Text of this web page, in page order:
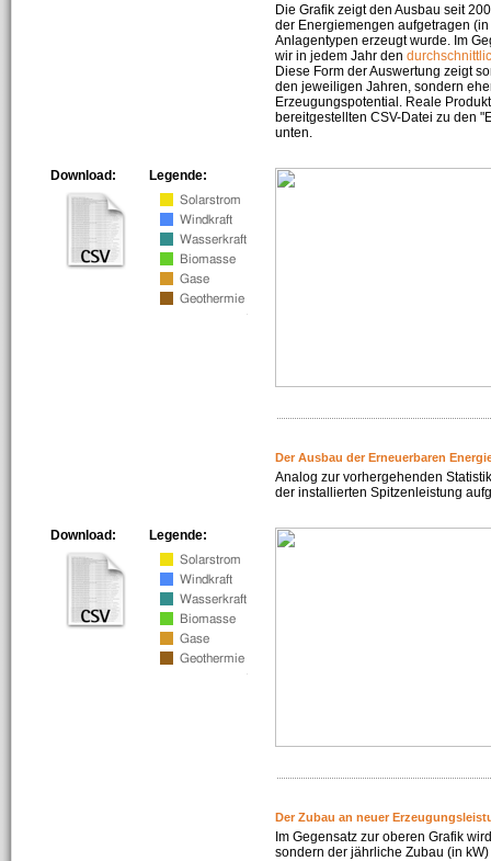
Die Grafik zeigt den Ausbau seit
der Energiemengen aufgetragen
Anlagentypen erzeugt wurde. Im
wir in jedem Jahr den
Diese Form der Auswertung zeigt
den jeweiligen Jahren, sondern
Erzeugungspotential. Reale
bereitgestellten CSV-Datei zu den
unten.
Legende:
Download:
Der Ausbau der Erneuerbaren
Analog zur vorhergehenden
der installierten Spitzenleistung
Legende:
Download:
Der Zubau an neuer
Im Gegensatz zur oberen Grafik
sondern der jährliche Zubau (in